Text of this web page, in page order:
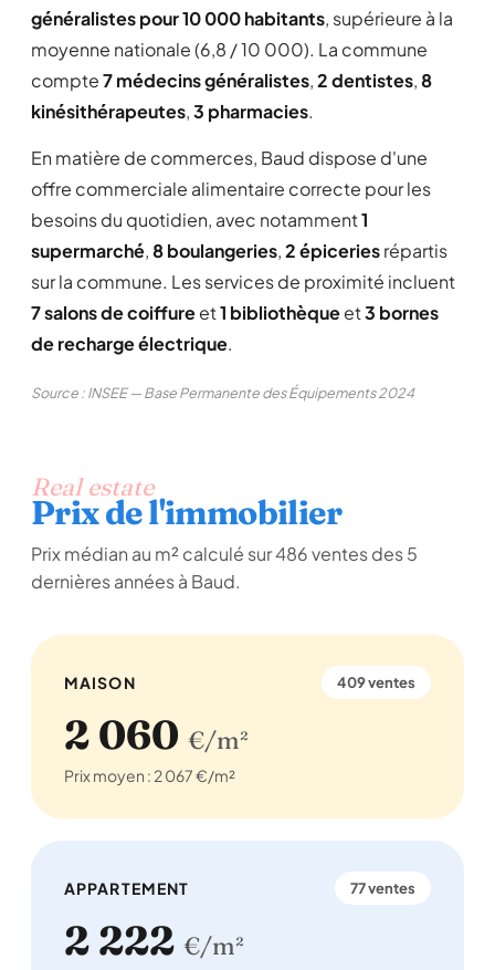
généralistes pour 10 000 habitants, supérieure à la
moyenne nationale (6,8 / 10 000). La commune
compte7 médecins généralistes,2 dentistes,8
kinésithérapeutes,3 pharmacies.
En matière de commerces, Baud dispose d'une
offre commerciale alimentaire correcte pour les
besoins du quotidien, avec notamment1
supermarché,8 boulangeries,2 épiceriesrépartis
sur la commune. Les services de proximité incluent
7 salons de coiffureet1 bibliothèqueet3 bornes
de recharge électrique.
Source : INSEE — Base Permanente des Équipements 2024
Real estate
Prix de l'immobilier
Prix médian au m² calculé sur 486 ventes des 5
dernières années à Baud.
MAISON 409 ventes
2 060 €/m²
Prix moyen : 2 067 €/m²
APPARTEMENT 77 ventes
2 222 €/m²